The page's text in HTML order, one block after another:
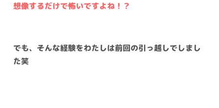
想像するだけで怖いですよね！？
でも、そんな経験をわたしは前回の引っ越しでしまし
た笑